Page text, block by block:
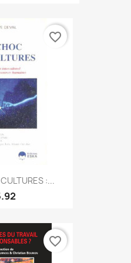
:...
favorite_border
favorite_border